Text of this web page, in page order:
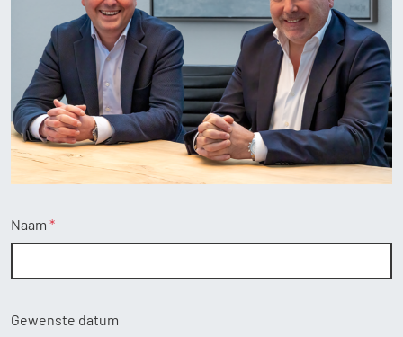
Aanbod
Diensten
Over ons
Contact
Naam
Gewenste datum